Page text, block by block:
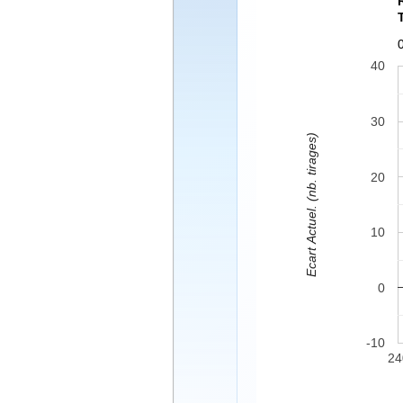
-10
0
10
20
30
40
Ecart Actuel. (nb. tirages)